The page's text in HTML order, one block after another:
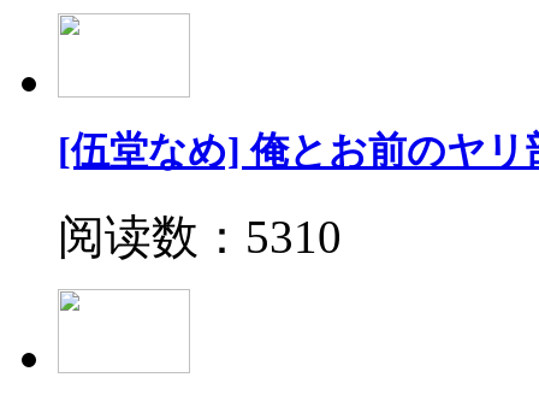
[伍堂なめ] 俺とお前のヤリ
阅读数：5310